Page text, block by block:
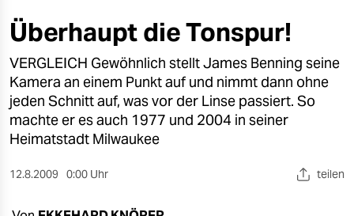
öko
gesellschaft
kultur
sport
Überhaupt die Tonspur!
VERGLEICH Gewöhnlich stellt James Benning seine
Kamera an einem Punkt auf und nimmt dann ohne
jeden Schnitt auf, was vor der Linse passiert. So
machte er es auch 1977 und 2004 in seiner
Heimatstadt Milwaukee
12.8.2009 0:00 Uhr teilen